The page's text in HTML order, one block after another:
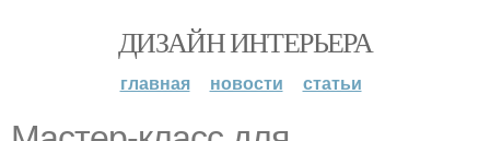
ДИЗАЙН ИНТЕРЬЕРА
главная новости статьи